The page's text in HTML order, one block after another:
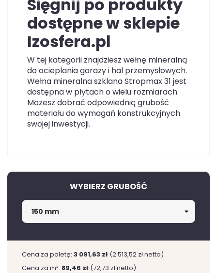
Sięgnij po produkty
dostępne w sklepie
Izosfera.pl
W tej kategorii znajdziesz wełnę mineralną
do ocieplania garaży i hal przemysłowych.
Wełna mineralna szklana Stropmax 31 jest
dostępna w płytach o wielu rozmiarach.
Możesz dobrać odpowiednią grubość
materiału do wymagań konstrukcyjnych
swojej inwestycji.
WYBIERZ GRUBOŚĆ
Cena za paletę: 3 091,63 zł (2 513,52 zł netto)
Cena za m²: 89,46 zł (72,73 zł netto)